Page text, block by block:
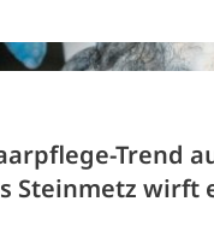
Trend
Steinmetz